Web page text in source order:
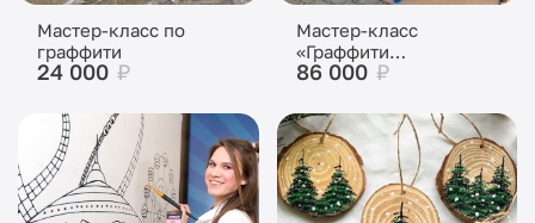
Мастер-класс по
граффити
24 000 ₽
Мастер-класс
«Граффити
автомобиль»
86 000 ₽